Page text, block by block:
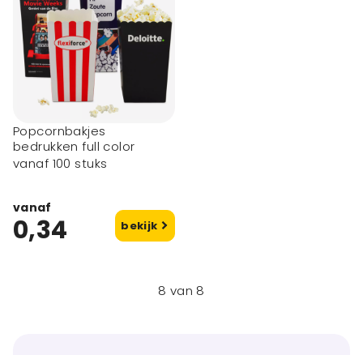
Popcornbakjes
bedrukken full color
vanaf 100 stuks
vanaf
0,34 bekijk
8 van 8